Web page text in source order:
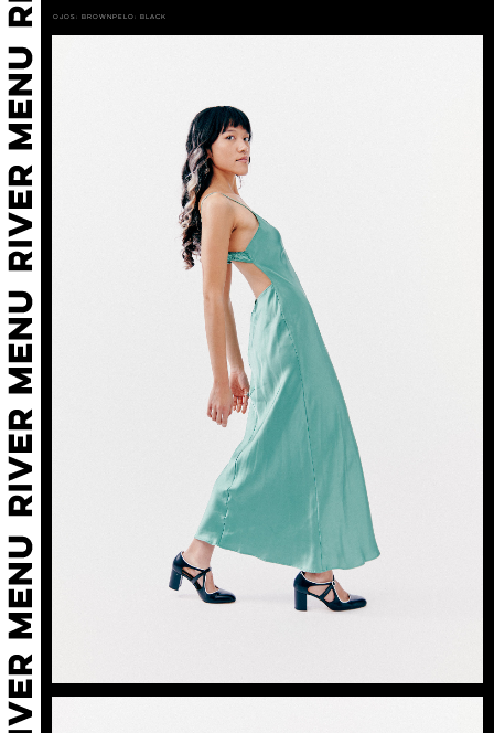
Ojos: BROWN Pelo: BLACK